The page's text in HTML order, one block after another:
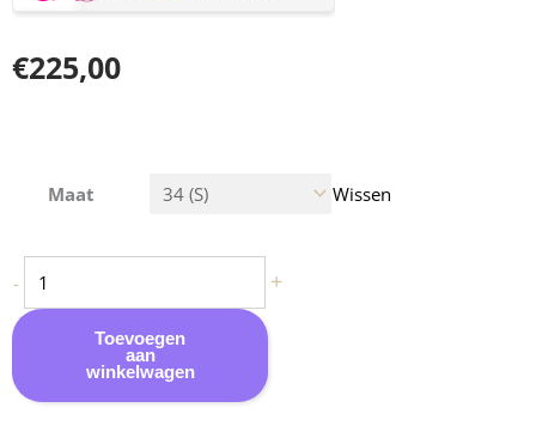
€225,00
Maat Wissen
-
Monthulé
Kiss
Goud
+
Toevoegen
aan
winkelwagen